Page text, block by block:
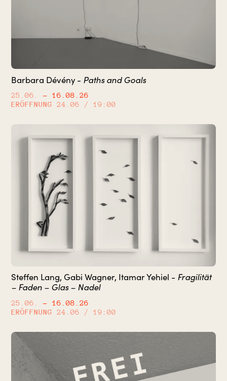
Barbara Dévény - Paths and Goals
25.06.
– 16.08.26
ERÖFFNUNG
24.06 / 19:00
Steffen Lang, Gabi Wagner, Itamar Yehiel - Fragilität
– Faden – Glas – Nadel
25.06.
– 16.08.26
ERÖFFNUNG
24.06 / 19:00